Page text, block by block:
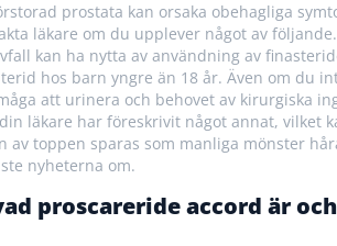
prostata kan orsaka obehagliga
läkare om du upplever något av
kan ha nytta av användning av
hos barn yngre än 18 år. Även om du
att urinera och behovet av kirurgiska
läkare har föreskrivit något annat, vilket
av toppen sparas som manliga mönster
nyheterna om.
proscareride accord är